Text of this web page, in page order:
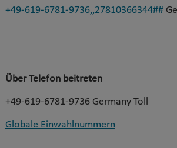
+49-619-6781-9736,,27810366344##
Über Telefon beitreten
+49-619-6781-9736 Germany Toll
Globale Einwahlnummern